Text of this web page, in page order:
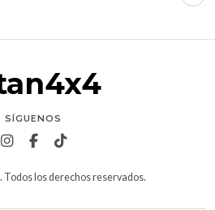
SÍGUENOS
Todos los derechos reservados.